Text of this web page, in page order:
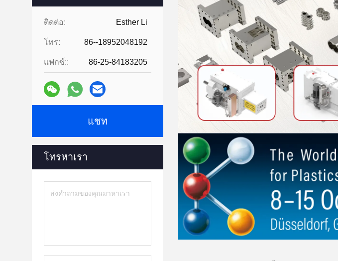
ติดต่อ: Esther Li
โทร: 86--18952048192
แฟกซ์:: 86-25-84183205
แชท
โทรหาเรา